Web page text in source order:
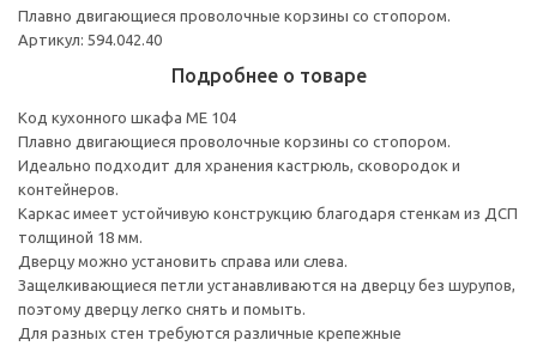
Плавно двигающиеся проволочные корзины со стопором.
Артикул: 594.042.40
Подробнее о товаре
Код кухонного шкафа ME 104
Плавно двигающиеся проволочные корзины со стопором.
Идеально подходит для хранения кастрюль, сковородок и
контейнеров.
Каркас имеет устойчивую конструкцию благодаря стенкам из ДСП
толщиной 18 мм.
Дверцу можно установить справа или слева.
Защелкивающиеся петли устанавливаются на дверцу без шурупов,
поэтому дверцу легко снять и помыть.
Для разных стен требуются различные крепежные